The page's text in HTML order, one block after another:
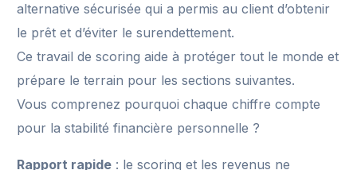
alternative sécurisée qui a permis au client d’obtenir
le prêt et d’éviter le surendettement.
Ce travail de scoring aide à protéger tout le monde et
prépare le terrain pour les sections suivantes.
Vous comprenez pourquoi chaque chiffre compte
pour la stabilité financière personnelle ?
Rapport rapide : le scoring et les revenus ne